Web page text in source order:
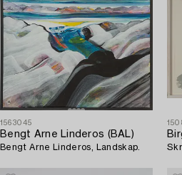
1563045
Bengt Arne Linderos (BAL)
Bengt Arne Linderos, Landskap.